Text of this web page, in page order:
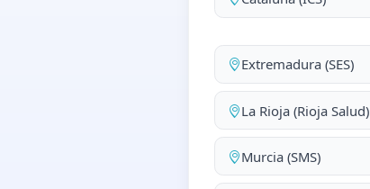
Extremadura (SES)
La Rioja (Rioja Salud)
Murcia (SMS)